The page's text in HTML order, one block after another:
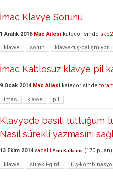
İmac Klavye Sorunu
1 Aralık 2016 Mac Ailesi kategorisinde
klavye sorun klavye-tuş-çalışmıyor
İmac Kablosuz klavye pil
9 Ocak 2014 Mac Ailesi kategorisinde
imac klavye pil
Klavyede basılı tuttuğum
Nasıl sürekli yazmasını
13 Ekim 2014 sacalli Yeni Kullanıcı (170 puan)
klavye sürekli-girdi tuş-